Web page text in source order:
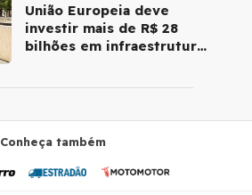
União Europeia deve
investir mais de R$ 28
bilhões em infraestrutura
Conheça também